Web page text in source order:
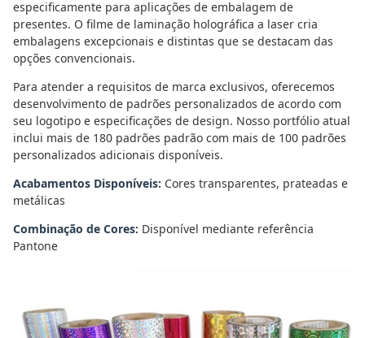
especificamente para aplicações de embalagem de
presentes. O filme de laminação holográfica a laser cria
embalagens excepcionais e distintas que se destacam das
opções convencionais.
Para atender a requisitos de marca exclusivos, oferecemos
desenvolvimento de padrões personalizados de acordo com
seu logotipo e especificações de design. Nosso portfólio atual
inclui mais de 180 padrões padrão com mais de 100 padrões
personalizados adicionais disponíveis.
Acabamentos Disponíveis: Cores transparentes, prateadas e
metálicas
Combinação de Cores: Disponível mediante referência
Pantone